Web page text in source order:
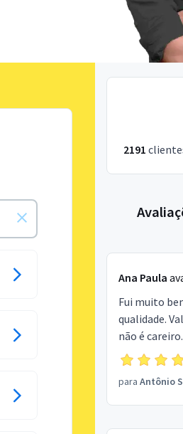
2191
Ana Paula
Fui muito
qualidade.
não é
para Antônio